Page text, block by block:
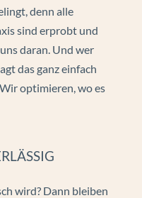
denn alle
sind erprobt und
daran. Und wer
das ganz einfach
optimieren, wo es
wird? Dann bleiben